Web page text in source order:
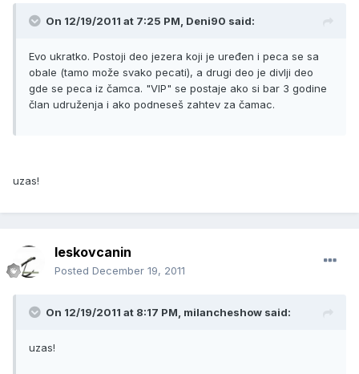
On 12/19/2011 at 7:25 PM, Deni90 said:
Evo ukratko. Postoji deo jezera koji je uređen i peca se sa
obale (tamo može svako pecati), a drugi deo je divlji deo
gde se peca iz čamca. "VIP" se postaje ako si bar 3 godine
član udruženja i ako podneseš zahtev za čamac.
uzas!
leskovcanin
Posted December 19, 2011
On 12/19/2011 at 8:17 PM, milancheshow said:
uzas!